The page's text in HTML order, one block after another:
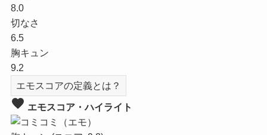
8.0
切なさ
6.5
胸キュン
9.2
エモスコアの定義とは？
favorite エモスコア・ハイライト